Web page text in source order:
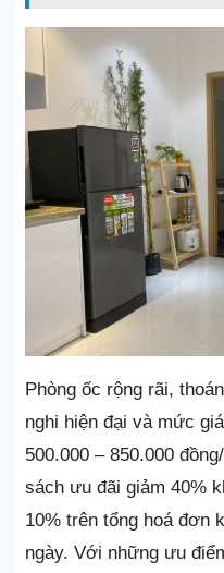
Phòng ốc rộng rãi,
nghi hiện đại và mức
500.000 – 850.000
sách ưu đãi giảm 40%
10% trên tổng hoá đơn
ngày. Với những ưu